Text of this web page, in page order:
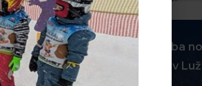
v
12
Výstavba
služeb v